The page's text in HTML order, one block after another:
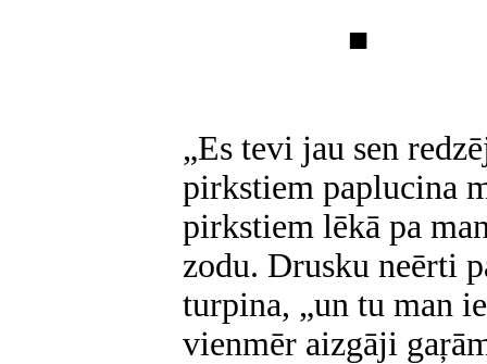
■
„Es tevi jau sen
pirkstiem paplucina
pirkstiem lēkā pa
zodu. Drusku neērti
turpina, „un tu man
vienmēr aizgāji